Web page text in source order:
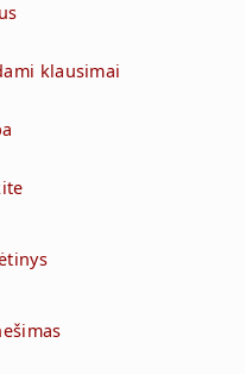
klausimai